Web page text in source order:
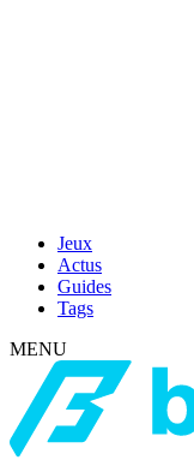
Jeux
Actus
Guides
Tags
MENU